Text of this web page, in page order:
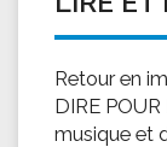
Retour en
DIRE
musique et